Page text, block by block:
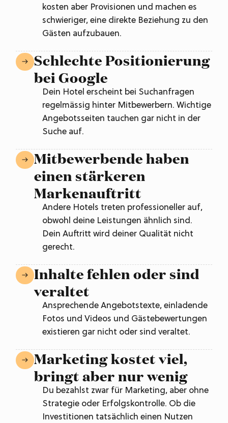
kosten aber Provisionen und machen es
schwieriger, eine direkte Beziehung zu den
Gästen aufzubauen.
Schlechte Positionierung
bei Google
Dein Hotel erscheint bei Suchanfragen
regelmässig hinter Mitbewerbern. Wichtige
Angebotsseiten tauchen gar nicht in der
Suche auf.
Mitbewerbende haben
einen stärkeren
Markenauftritt
Andere Hotels treten professioneller auf,
obwohl deine Leistungen ähnlich sind.
Dein Auftritt wird deiner Qualität nicht
gerecht.
Inhalte fehlen oder sind
veraltet
Ansprechende Angebotstexte, einladende
Fotos und Videos und Gästebewertungen
existieren gar nicht oder sind veraltet.
Marketing kostet viel,
bringt aber nur wenig
Du bezahlst zwar für Marketing, aber ohne
Strategie oder Erfolgskontrolle. Ob die
Investitionen tatsächlich einen Nutzen